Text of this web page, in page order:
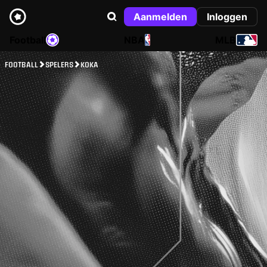
Aanmelden
Inloggen
NBA
FOOTBALL SPELERS KOKA